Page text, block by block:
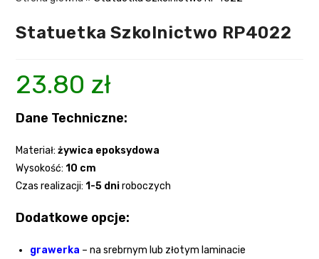
Statuetka Szkolnictwo RP4022
23.80 zł
Dane Techniczne:
Materiał:żywica epoksydowa
Wysokość:10 cm
Czas realizacji:1-5 dniroboczych
Dodatkowe opcje:
grawerka – na srebrnym lub złotym laminacie